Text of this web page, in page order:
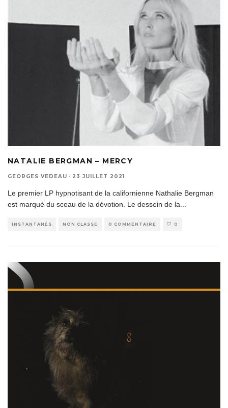
NATALIE BERGMAN – MERCY
GEORGES VEDEAU · 23 JUILLET 2021
Le premier LP hypnotisant de la californienne Nathalie Bergman
est marqué du sceau de la dévotion. Le dessein de la
INSTANTANÉS NON CLASSÉ 0 COMMENTAIRE 0